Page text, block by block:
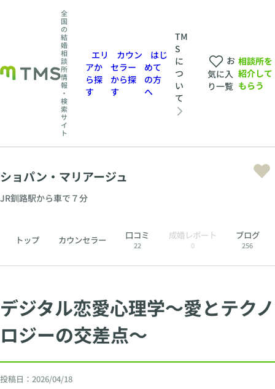
全
国
の
結
婚
相
談
所
情
報
・
検
索
サ
イ
ト
エリ
アか
ら探
す
カウン
セラー
から探
す
はじ
めて
の方
へ
TM
S
に
つ
い
て
お
気に入
り一覧
相談所を
紹介して
もらう
ショパン・マリアージュ
JR釧路駅から車で７分
トップ カウンセラー 口コミ
22
成婚レポート
0
ブログ
256
デジタル恋愛心理学〜愛とテクノ
ロジーの交差点〜
投稿日： 2026/04/18